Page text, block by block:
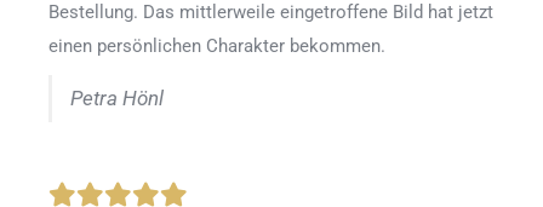
Bestellung. Das mittlerweile eingetroffene Bild hat jetzt
einen persönlichen Charakter bekommen.
Petra Hönl